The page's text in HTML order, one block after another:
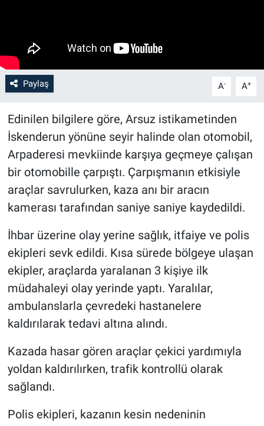
Paylaş A- A+
Edinilen bilgilere göre, Arsuz istikametinden
İskenderun yönüne seyir halinde olan otomobil,
Arpaderesi mevkiinde karşıya geçmeye çalışan
bir otomobille çarpıştı. Çarpışmanın etkisiyle
araçlar savrulurken, kaza anı bir aracın
kamerası tarafından saniye saniye kaydedildi.
İhbar üzerine olay yerine sağlık, itfaiye ve polis
ekipleri sevk edildi. Kısa sürede bölgeye ulaşan
ekipler, araçlarda yaralanan 3 kişiye ilk
müdahaleyi olay yerinde yaptı. Yaralılar,
ambulanslarla çevredeki hastanelere
kaldırılarak tedavi altına alındı.
Kazada hasar gören araçlar çekici yardımıyla
yoldan kaldırılırken, trafik kontrollü olarak
sağlandı.
Polis ekipleri, kazanın kesin nedeninin